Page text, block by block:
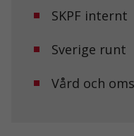
SKPF internt
Sverige runt
Vård och